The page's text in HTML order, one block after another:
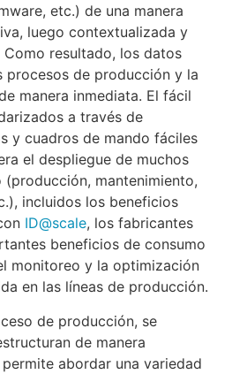
etc.) de una manera
luego contextualizada y
resultado, los datos
procesos de producción y la
manera inmediata. El fácil
a través de
y cuadros de mando fáciles
el despliegue de muchos
mantenimiento,
incluidos los beneficios
ID@scale, los fabricantes
beneficios de consumo
monitoreo y la optimización
en las líneas de producción.
de producción, se
de manera
abordar una variedad